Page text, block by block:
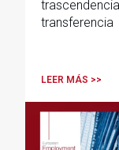
sobre su
transferencia
LEER MÁS >>